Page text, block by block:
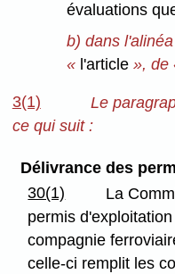
évaluations
b) dans
« l'article», de
3(1)
Le
ce qui suit :
Délivrance des
30(1)
La
permis
compagnie
celle-ci remplit les